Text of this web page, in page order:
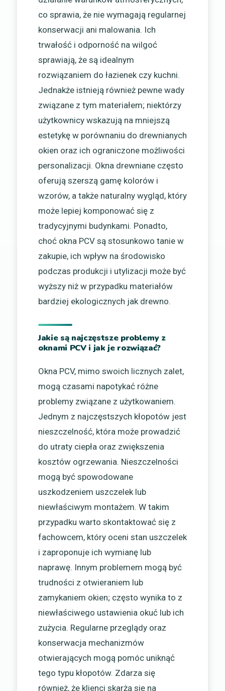
co sprawia, że nie wymagają regularnej
konserwacji ani malowania. Ich
trwałość i odporność na wilgoć
sprawiają, że są idealnym
rozwiązaniem do łazienek czy kuchni.
Jednakże istnieją również pewne wady
związane z tym materiałem; niektórzy
użytkownicy wskazują na mniejszą
estetykę w porównaniu do drewnianych
okien oraz ich ograniczone możliwości
personalizacji. Okna drewniane często
oferują szerszą gamę kolorów i
wzorów, a także naturalny wygląd, który
może lepiej komponować się z
tradycyjnymi budynkami. Ponadto,
choć okna PCV są stosunkowo tanie w
zakupie, ich wpływ na środowisko
podczas produkcji i utylizacji może być
wyższy niż w przypadku materiałów
bardziej ekologicznych jak drewno.
Jakie są najczęstsze problemy z
oknami PCV i jak je rozwiązać?
Okna PCV, mimo swoich licznych zalet,
mogą czasami napotykać różne
problemy związane z użytkowaniem.
Jednym z najczęstszych kłopotów jest
nieszczelność, która może prowadzić
do utraty ciepła oraz zwiększenia
kosztów ogrzewania. Nieszczelności
mogą być spowodowane
uszkodzeniem uszczelek lub
niewłaściwym montażem. W takim
przypadku warto skontaktować się z
fachowcem, który oceni stan uszczelek
i zaproponuje ich wymianę lub
naprawę. Innym problemem mogą być
trudności z otwieraniem lub
zamykaniem okien; często wynika to z
niewłaściwego ustawienia okuć lub ich
zużycia. Regularne przeglądy oraz
konserwacja mechanizmów
otwierających mogą pomóc uniknąć
tego typu kłopotów. Zdarza się
również, że klienci skarżą się na